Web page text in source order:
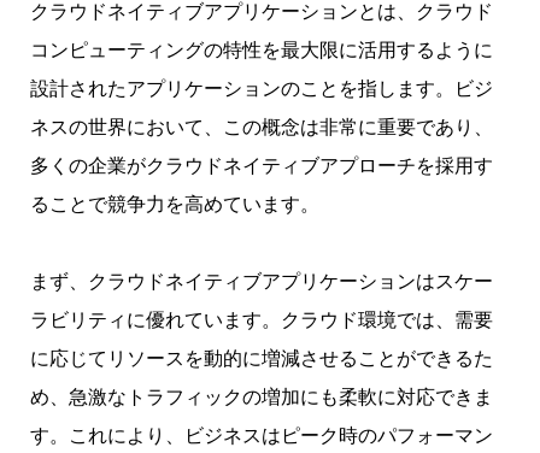
クラウドネイティブアプリケーションとは、クラウド
コンピューティングの特性を最大限に活用するように
設計されたアプリケーションのことを指します。ビジ
ネスの世界において、この概念は非常に重要であり、
多くの企業がクラウドネイティブアプローチを採用す
ることで競争力を高めています。
まず、クラウドネイティブアプリケーションはスケー
ラビリティに優れています。クラウド環境では、需要
に応じてリソースを動的に増減させることができるた
め、急激なトラフィックの増加にも柔軟に対応できま
す。これにより、ビジネスはピーク時のパフォーマン